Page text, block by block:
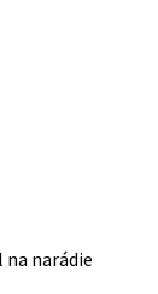
na narádie